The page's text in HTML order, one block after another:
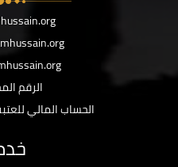
الرقم
الحساب المالي